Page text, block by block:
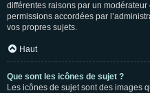
différentes raisons par un
permissions accordées par
vos propres sujets.
Haut
Que sont les icônes de sujet ?
Les icônes de sujet sont des images